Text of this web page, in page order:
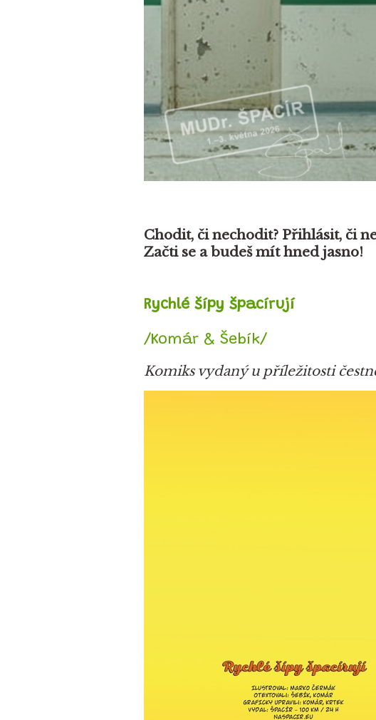
Chodit, či nechodit? Přihlásit, či
Začti se a budeš mít hned jasno!
Rychlé šípy špacírují
/Komár & Šebík/
Komiks vydaný u příležitosti